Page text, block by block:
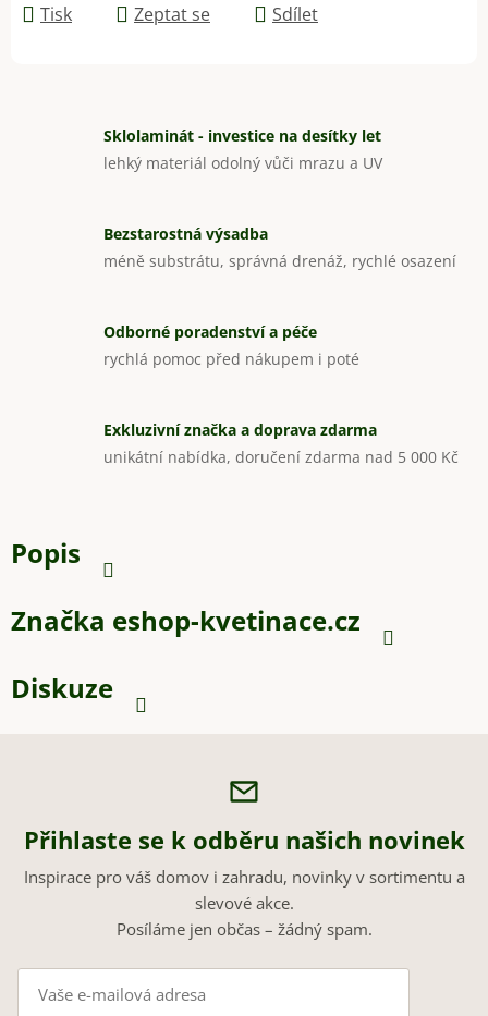
Tisk Zeptat se Sdílet
Sklolaminát - investice na desítky let
lehký materiál odolný vůči mrazu a UV
Bezstarostná výsadba
méně substrátu, správná drenáž, rychlé osazení
Odborné poradenství a péče
rychlá pomoc před nákupem i poté
Exkluzivní značka a doprava zdarma
unikátní nabídka, doručení zdarma nad 5 000 Kč
Popis
Značka eshop-kvetinace.cz
Diskuze
Přihlaste se k odběru našich novinek
Inspirace pro váš domov i zahradu, novinky v sortimentu a
slevové akce.
Posíláme jen občas – žádný spam.